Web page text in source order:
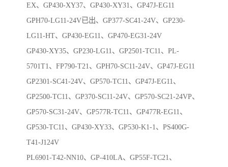
EX、GP430-XY37、GP430-XY31、GP47J-EG11
GPH70-LG11-24V已出、GP377-SC41-24V、GP230-
LG11-HT、GP430-EG11、GP470-EG31-24V
GP430-XY35、GP230-LG11、GP2501-TC11、PL-
5701T1、FP790-T21、GPH70-SC11-24V、GP47J-EG11
GP2301-SC41-24V、GP570-TC11、GP47J-EG11、
GP2500-TC11、GP370-SC11-24V、GP570-SC21-24VP、
GP570-SC31-24V、GP577R-TC11、GP477R-EG11、
GP530-TC11、GP430-XY33、GP530-K1-1、PS400G-
T41-J124V
PL6901-T42-NN10、GP-410LA、GP55F-TC21、